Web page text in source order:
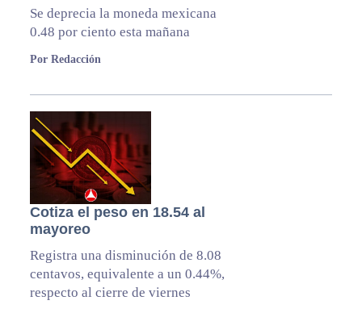
Se deprecia la moneda mexicana
0.48 por ciento esta mañana
Por Redacción
Cotiza el peso en 18.54 al
mayoreo
Registra una disminución de 8.08
centavos, equivalente a un 0.44%,
respecto al cierre de viernes